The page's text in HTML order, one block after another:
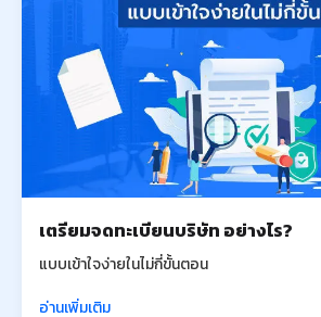
เตรียมจดทะเบียนบริษัท อย่างไร?
แบบเข้าใจง่ายในไม่กี่ขั้นตอน
อ่านเพิ่มเติม